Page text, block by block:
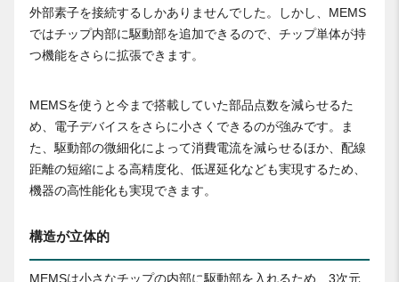
外部素子を接続するしかありませんでした。しかし、MEMS
ではチップ内部に駆動部を追加できるので、チップ単体が持
つ機能をさらに拡張できます。
MEMSを使うと今まで搭載していた部品点数を減らせるた
め、電子デバイスをさらに小さくできるのが強みです。ま
た、駆動部の微細化によって消費電流を減らせるほか、配線
距離の短縮による高精度化、低遅延化なども実現するため、
機器の高性能化も実現できます。
構造が立体的
MEMSは小さなチップの内部に駆動部を入れるため、3次元